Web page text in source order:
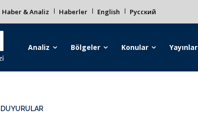
Haber & Analiz Haberler English Русский
Analiz Bölgeler Konular Yayınlar
DUYURULAR